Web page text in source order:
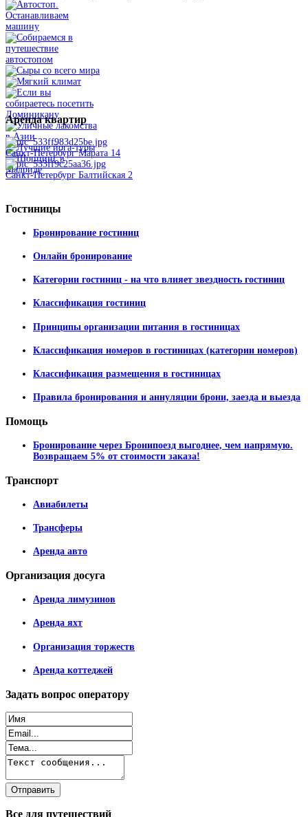
Арендаквартир
Санкт-Петербург Марата 14
Санкт-Петербург Балтийская 2
Гостиницы
Бронирование гостиниц
Онлайн бронирование
Категории гостиниц - на что влияет звездность гостиниц
Классификация гостиниц
Принципы организации питания в гостиницах
Классификация номеров в гостиницах (категории номеров)
Классификация размещения в гостиницах
Правила бронирования и аннуляции брони, заезда и выезда
Помощь
Бронирование через Бронипоезд выгоднее, чем напрямую.
Возвращаем 5% от стоимости заказа!
Транспорт
Авиабилеты
Трансферы
Аренда авто
Организация досуга
Аренда лимузинов
Аренда яхт
Организация торжеств
Аренда коттеджей
Задать вопрос оператору
Все для путешествий